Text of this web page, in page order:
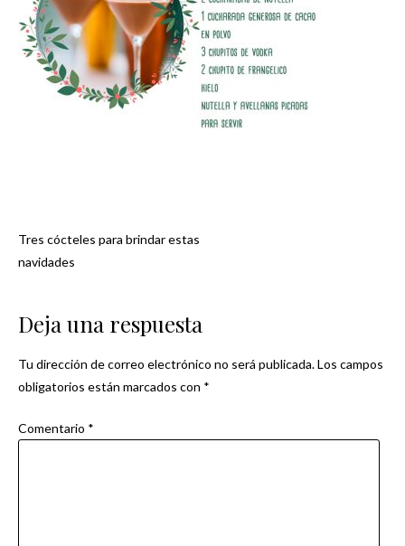
Navegación
Tres cócteles para brindar estas
navidades
Deja una respuesta
Tu dirección de correo electrónico no será publicada.Los campos
obligatorios están marcados con *
Comentario *